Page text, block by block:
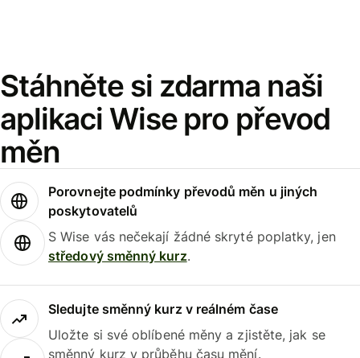
Stáhněte si zdarma naši
aplikaci Wise pro převod
měn
Porovnejte podmínky převodů měn u jiných
poskytovatelů
S Wise vás nečekají žádné skryté poplatky, jen
středový směnný kurz.
Sledujte směnný kurz v reálném čase
Uložte si své oblíbené měny a zjistěte, jak se
směnný kurz v průběhu času mění.